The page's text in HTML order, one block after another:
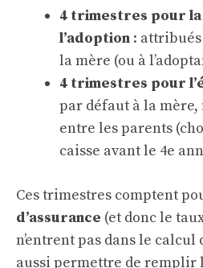
4 trimestres pour
l’adoption :
la mère (ou à
4 trimestres pour
par défaut à la
entre les parents
caisse avant le 4e
Ces trimestres comptent
d’assurance (et donc le
n’entrent pas dans le calcul
aussi permettre de remplir